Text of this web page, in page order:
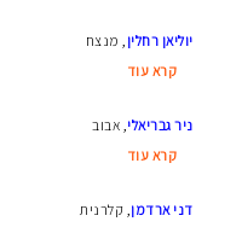
יוליאן רחלין , מנצח
ניר גבריאלי, אבוב
דני ארדמן, קלרנית